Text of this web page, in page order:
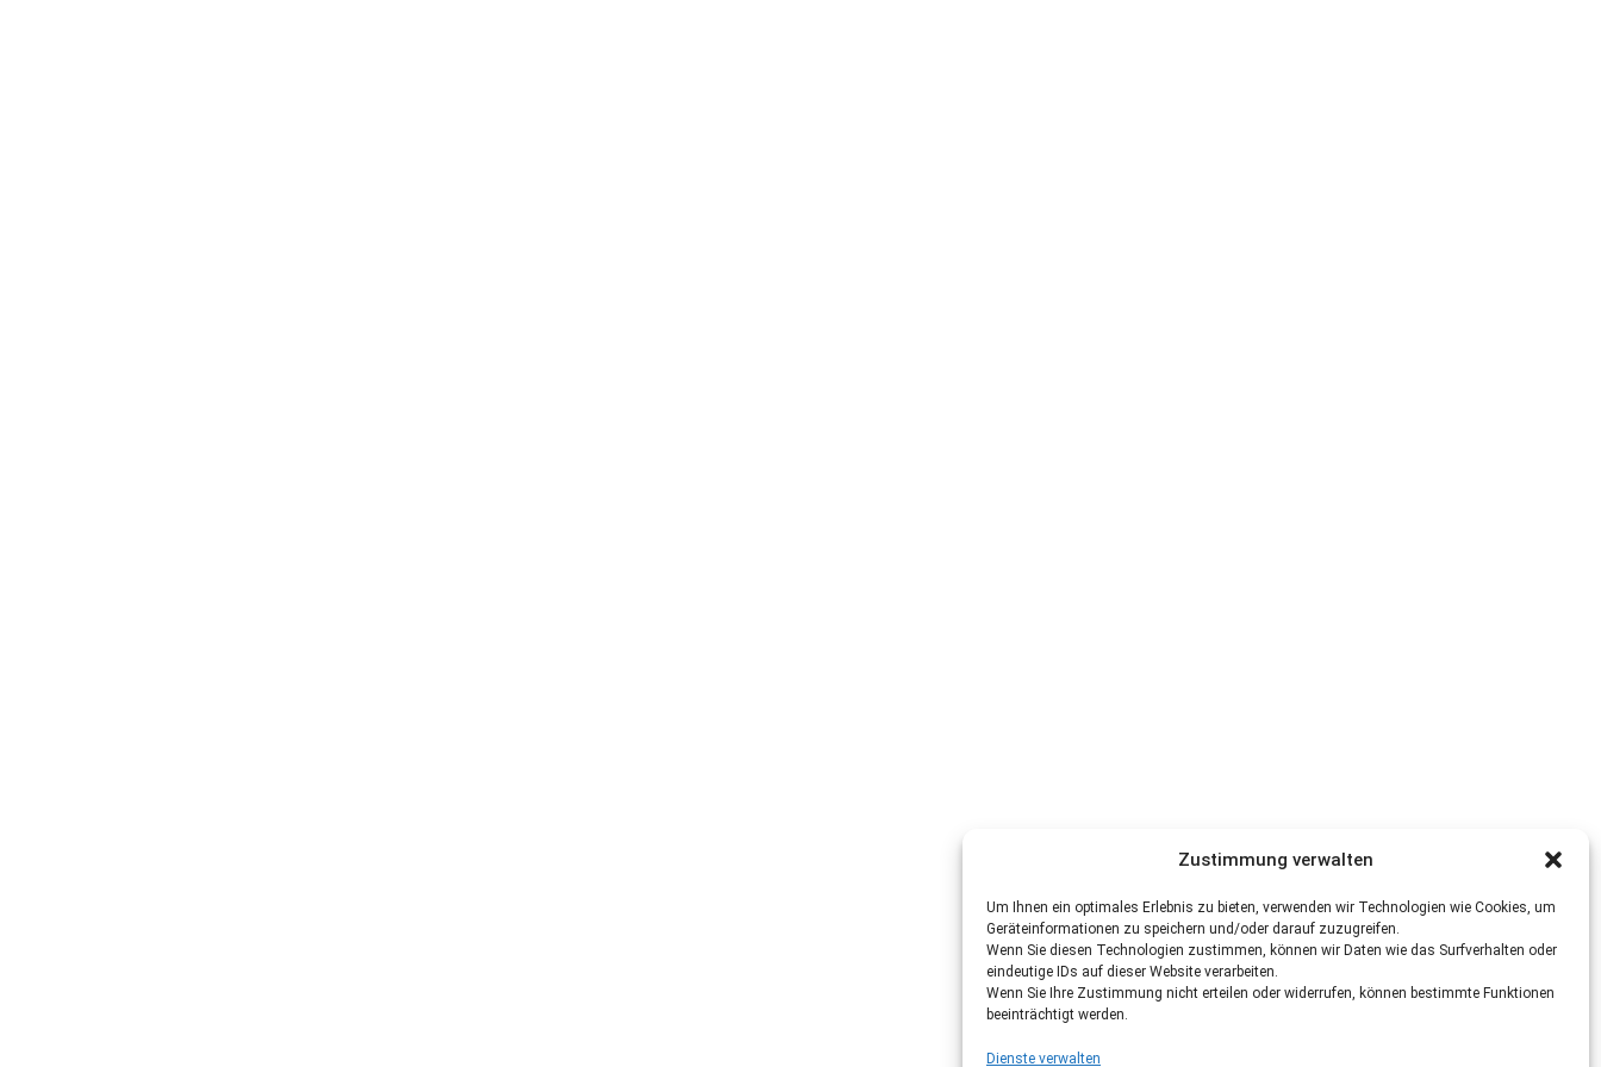
Zustimmung verwalten
Um Ihnen ein optimales Erlebnis zu bieten, verwenden wir Technologien wie Cookies, um
Geräteinformationen zu speichern und/oder darauf zuzugreifen.
Wenn Sie diesen Technologien zustimmen, können wir Daten wie das Surfverhalten oder
eindeutige IDs auf dieser Website verarbeiten.
Wenn Sie Ihre Zustimmung nicht erteilen oder widerrufen, können bestimmte Funktionen
beeinträchtigt werden.
Dienste verwalten